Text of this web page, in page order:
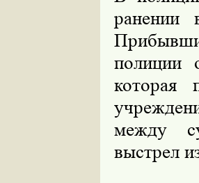
ранении
полиции
которая
между
выстрел